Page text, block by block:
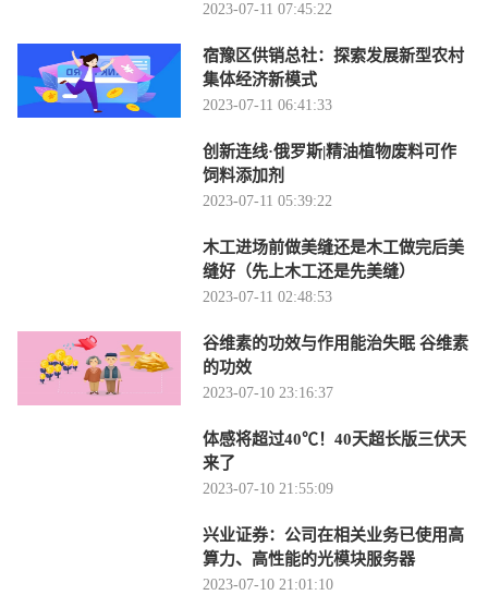
2023-07-11 07:45:22
宿豫区供销总社：探索发展新型农村
集体经济新模式
2023-07-11 06:41:33
创新连线·俄罗斯|精油植物废料可作
饲料添加剂
2023-07-11 05:39:22
木工进场前做美缝还是木工做完后美
缝好（先上木工还是先美缝）
2023-07-11 02:48:53
谷维素的功效与作用能治失眠 谷维素
的功效
2023-07-10 23:16:37
体感将超过40℃！40天超长版三伏天
来了
2023-07-10 21:55:09
兴业证券：公司在相关业务已使用高
算力、高性能的光模块服务器
2023-07-10 21:01:10